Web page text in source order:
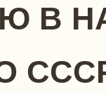
В